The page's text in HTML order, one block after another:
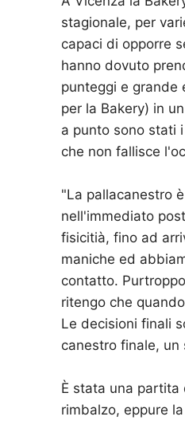
stagionale, per
capaci di opporre
hanno dovuto
punteggi e grande
per la Bakery) in un
a punto sono stati
che non fallisce
"La pallacanestro
nell'immediato
fisicitià, fino ad
maniche ed
contatto.
ritengo che
Le decisioni finali
canestro finale, un
È stata una
rimbalzo, eppure